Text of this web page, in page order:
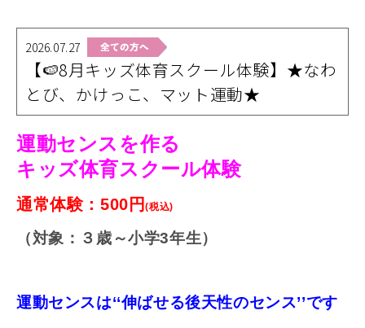
2026.07.27
【🍉8月キッズ体育スクール体験】★なわ
とび、かけっこ、マット運動★
運動センス を作る
キッズ体育ス ク ール体験
通常体験：500円(税込)
（対象：３歳～小学3年生）
運動センスは‘‘伸ばせる後天性のセンス’’です